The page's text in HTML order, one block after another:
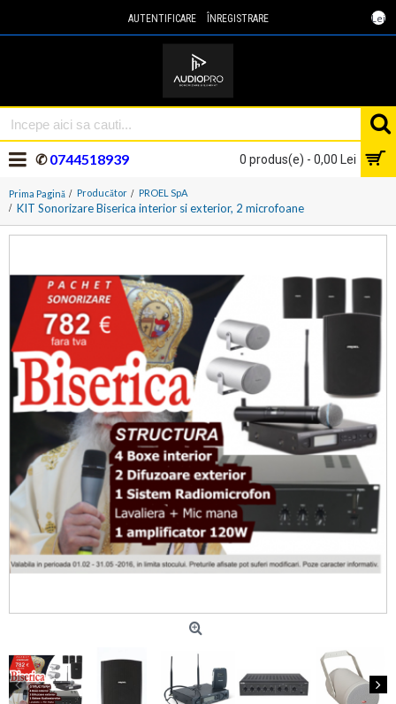
Lei
AUTENTIFICARE ÎNREGISTRARE
0 produs(e) - 0,00 Lei
✆0744518939
Prima Pagină Producător PROEL SpA
KIT Sonorizare Biserica interior si exterior, 2 microfoane